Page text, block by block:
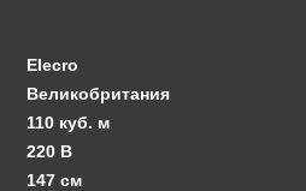
Elecro
Великобритания
110 куб. м
220 В
147 см